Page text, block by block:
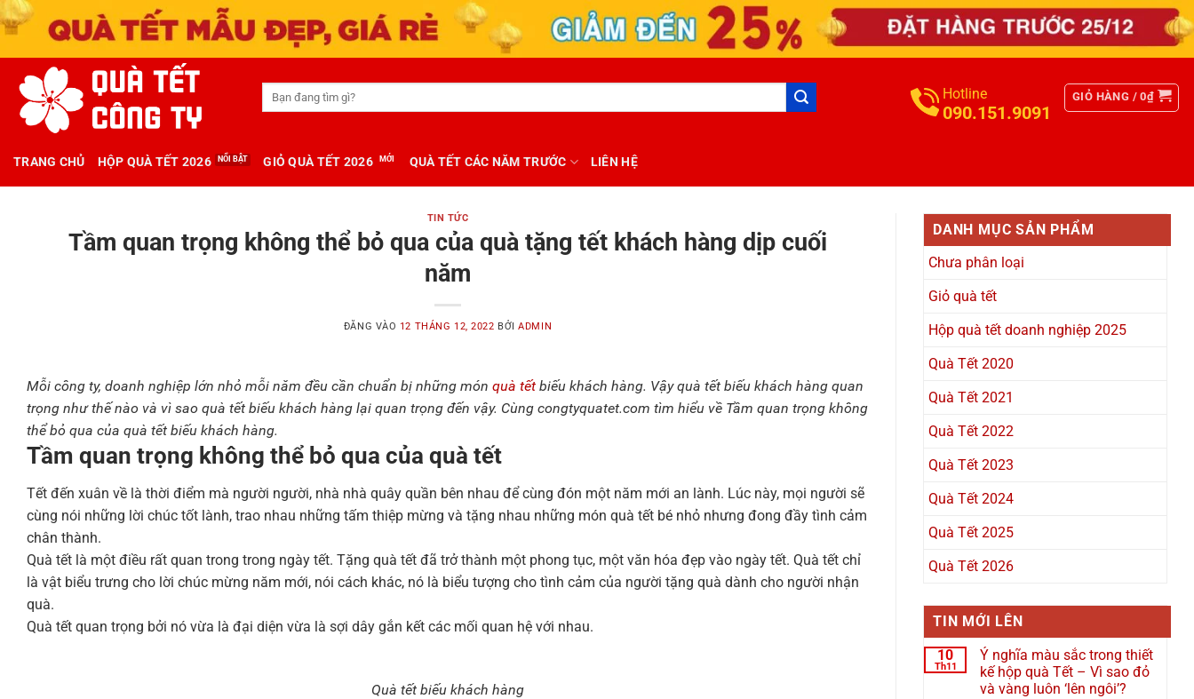
kiếm:
Hotline
090.151.9091
GIỎ HÀNG /0₫
TRANG CHỦ HỘP QUÀ TẾT 2026 GIỎ QUÀ TẾT 2026 QUÀ TẾT CÁC NĂM TRƯỚC LIÊN HỆ
TIN TỨC
Tầm quan trọng không thể bỏ qua của quà tặng tết khách hàng dịp cuối
năm
ĐĂNG VÀO 12 THÁNG 12, 2022 BỞIADMIN
Mỗi công ty, doanh nghiệp lớn nhỏ mỗi năm đều cần chuẩn bị những món quà tết biếu khách hàng. Vậy quà tết biếu khách hàng quan
trọng như thế nào và vì sao quà tết biếu khách hàng lại quan trọng đến vậy. Cùng congtyquatet.com tìm hiểu về Tầm quan trọng không
thể bỏ qua của quà tết biếu khách hàng.
Tầm quan trọng không thể bỏ qua của quà tết
Tết đến xuân về là thời điểm mà người người, nhà nhà quây quần bên nhau để cùng đón một năm mới an lành. Lúc này, mọi người sẽ
cùng nói những lời chúc tốt lành, trao nhau những tấm thiệp mừng và tặng nhau những món quà tết bé nhỏ nhưng đong đầy tình cảm
chân thành.
Quà tết là một điều rất quan trong trong ngày tết. Tặng quà tết đã trở thành một phong tục, một văn hóa đẹp vào ngày tết. Quà tết chỉ
là vật biểu trưng cho lời chúc mừng năm mới, nói cách khác, nó là biểu tượng cho tình cảm của người tặng quà dành cho người nhận
quà.
Quà tết quan trọng bởi nó vừa là đại diện vừa là sợi dây gắn kết các mối quan hệ với nhau.
Quà tết biếu khách hàng
DANH MỤC SẢN PHẨM
Chưa phân loại
Giỏ quà tết
Hộp quà tết doanh nghiệp 2025
Quà Tết 2020
Quà Tết 2021
Quà Tết 2022
Quà Tết 2023
Quà Tết 2024
Quà Tết 2025
Quà Tết 2026
TIN MỚI LÊN
10
Th11
Ý nghĩa màu sắc trong thiết
kế hộp quà Tết – Vì sao đỏ
và vàng luôn ‘lên ngôi’?